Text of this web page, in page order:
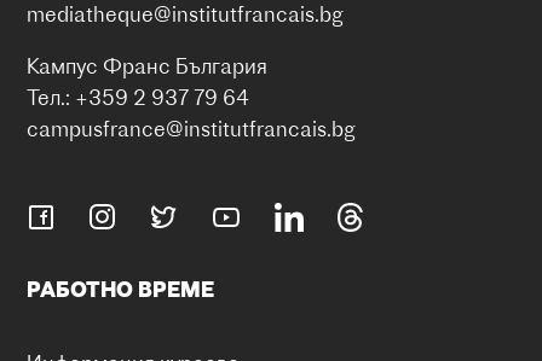
mediatheque@institutfrancais.bg
Кампус Франс България
Тел.: +359 2 937 79 64
campusfrance@institutfrancais.bg
РАБОТНО ВРЕМЕ